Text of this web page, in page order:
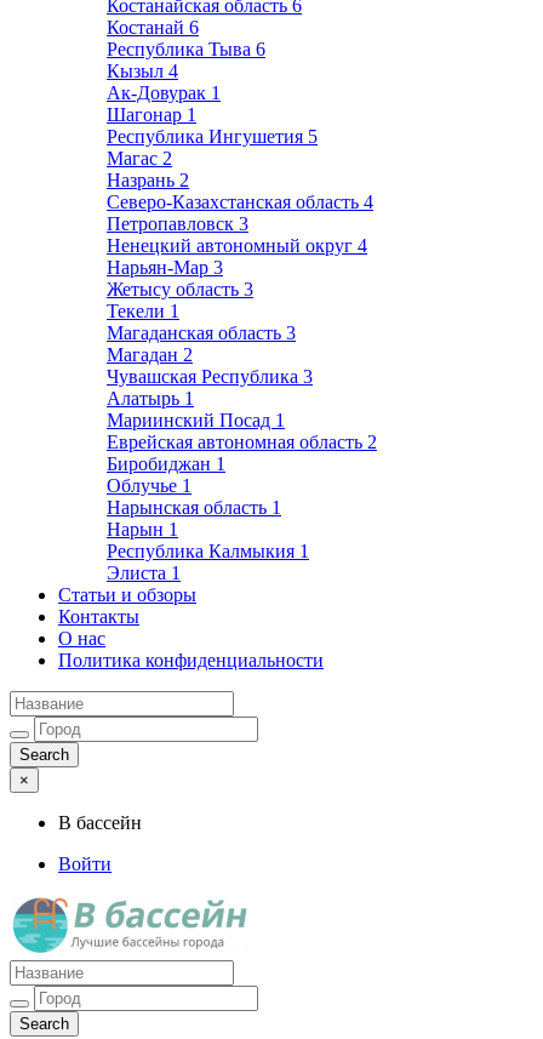
Костанайская область 6
Костанай 6
Республика Тыва 6
Кызыл 4
Ак-Довурак 1
Шагонар 1
Республика Ингушетия 5
Магас 2
Назрань 2
Северо-Казахстанская область 4
Петропавловск 3
Ненецкий автономный округ 4
Нарьян-Мар 3
Жетысу область 3
Текели 1
Магаданская область 3
Магадан 2
Чувашская Республика 3
Алатырь 1
Мариинский Посад 1
Еврейская автономная область 2
Биробиджан 1
Облучье 1
Нарынская область 1
Нарын 1
Республика Калмыкия 1
Элиста 1
Статьи и обзоры
Контакты
О нас
Политика конфиденциальности
×
В бассейн
Войти
Лучшие бассейны города